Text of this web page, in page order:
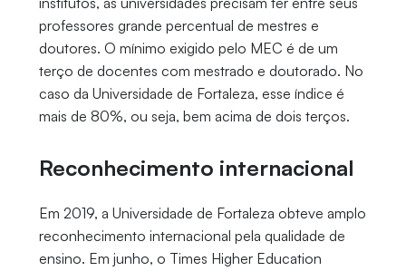
professores grande percentual de mestres e
doutores. O mínimo exigido pelo MEC é de um
terço de docentes com mestrado e doutorado. No
caso da Universidade de Fortaleza, esse índice é
mais de 80%, ou seja, bem acima de dois terços.
Reconhecimento internacional
Em 2019, a Universidade de Fortaleza obteve amplo
reconhecimento internacional pela qualidade de
ensino. Em junho, o Times Higher Education